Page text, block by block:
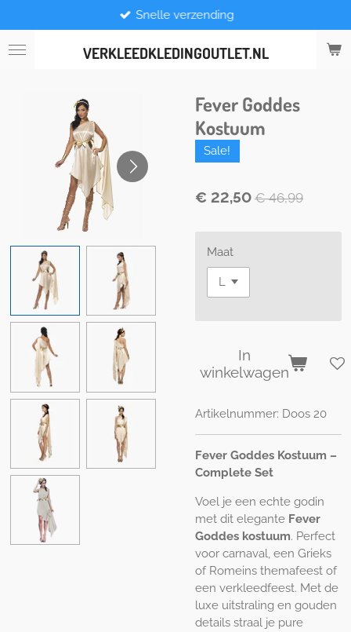
direct
naar
VERKLEEDKLEDINGOUTLET.NL
Snelle verzending
Fever Goddes
Kostuum
Sale!
€ 22,50 € 46,99
Maat
In
winkelwagen
Artikelnummer: Doos 20
Fever Goddes Kostuum –
Complete Set
Voel je een echte godin
met dit elegante Fever
Goddes kostuum. Perfect
voor carnaval, een Grieks
of Romeins themafeest of
een verkleedfeest. Met de
luxe uitstraling en gouden
details straal je pure